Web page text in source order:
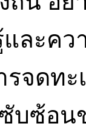
ละคว
จดท
บซ้อ